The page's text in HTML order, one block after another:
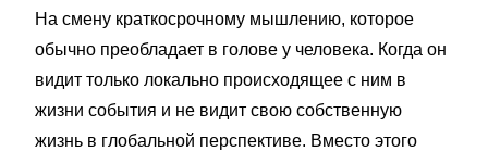
На смену краткосрочному мышлению, которое
обычно преобладает в голове у человека. Когда он
видит только локально происходящее с ним в
жизни события и не видит свою собственную
жизнь в глобальной перспективе. Вместо этого